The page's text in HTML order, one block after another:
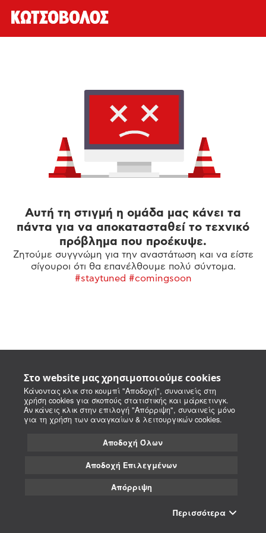
Στο website μας χρησιμοποιούμε cookies
Κάνοντας κλικ στο κουμπί "Αποδοχή", συναινείς στη
χρήση cookies για σκοπούς στατιστικής και μάρκετινγκ.
Αν κάνεις κλικ στην επιλογή "Απόρριψη", συναινείς μόνο
για τη χρήση των αναγκαίων & λειτουργικών cookies.
Αποδοχή Όλων
Αποδοχή Επιλεγμένων
Απόρριψη
Περισσότερα
Αυτή τη στιγμή η ομάδα μας κάνει τα
πάντα για να αποκατασταθεί το τεχνικό
πρόβλημα που προέκυψε.
Ζητούμε συγγνώμη για την αναστάτωση και να είστε
σίγουροι ότι θα επανέλθουμε πολύ σύντομα.
#staytuned #comingsoon